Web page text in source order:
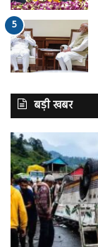
बड़ी खबर